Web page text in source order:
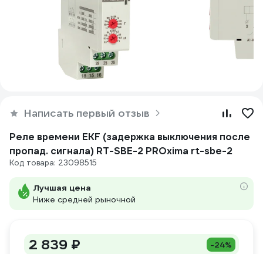
Написать первый отзыв
Реле времени EKF (задержка выключения после
пропад. сигнала) RT-SBE-2 PROxima rt-sbe-2
Код товара: 23098515
Лучшая цена
Ниже средней рыночной
2 839 ₽ -24%